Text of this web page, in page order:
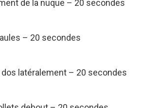
de la nuque – 20 secondes
– 20 secondes
latéralement – 20 secondes